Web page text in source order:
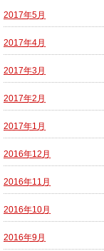
2017年5月
2017年4月
2017年3月
2017年2月
2017年1月
2016年12月
2016年11月
2016年10月
2016年9月